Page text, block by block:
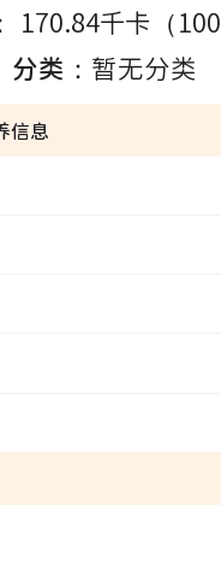
170.84千卡（100
分类： 暂无分类
信息